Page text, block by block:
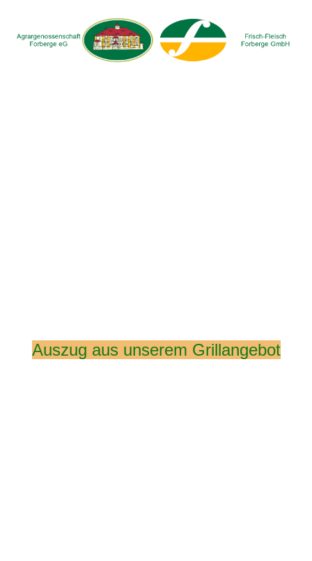
Auszug aus unserem Grillangebot